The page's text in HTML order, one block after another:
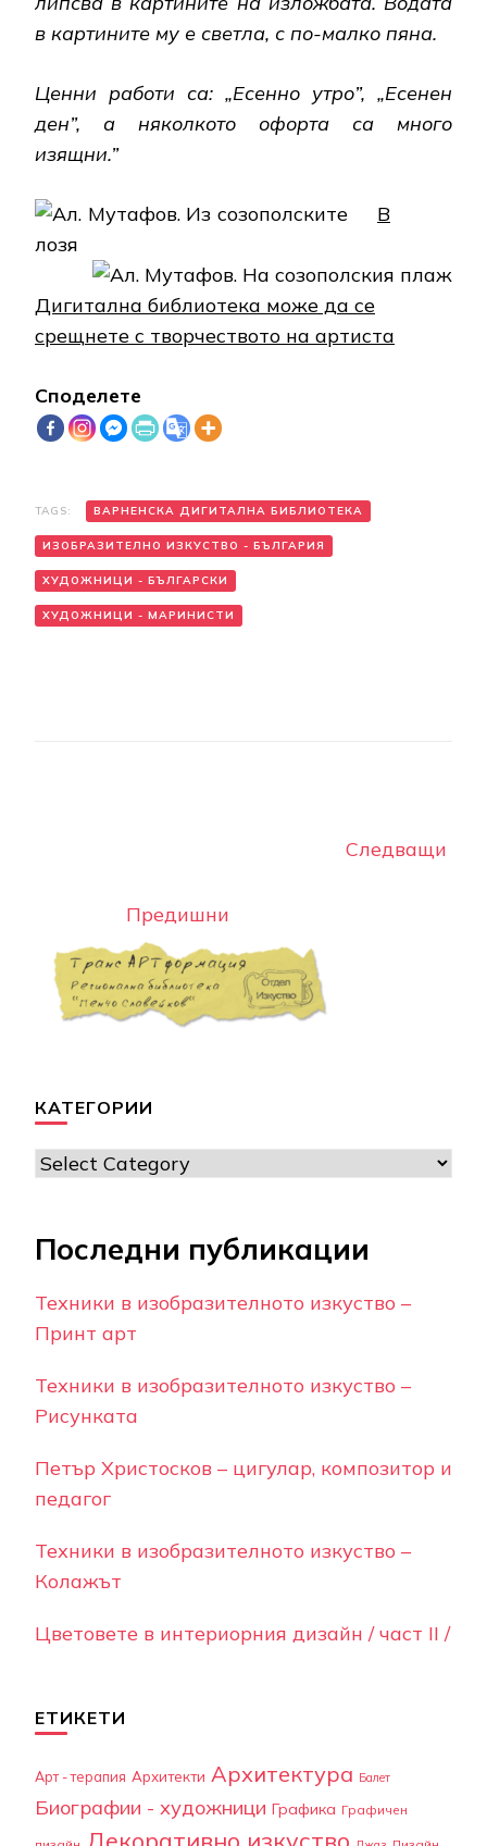
в картините му е светла, с по-малко пяна.
Ценни работи са: „Есенно утро”, „Есенен
ден”, а няколкото офорта са много
изящни.”
В
Дигитална библиотека може да се
срещнете с творчеството на артиста
Споделете
TAGS: ВАРНЕНСКА ДИГИТАЛНА БИБЛИОТЕКА
ИЗОБРАЗИТЕЛНО ИЗКУСТВО - БЪЛГАРИЯ
ХУДОЖНИЦИ - БЪЛГАРСКИ
ХУДОЖНИЦИ - МАРИНИСТИ
КАТЕГОРИИ
Категории
Последни публикации
Техники в изобразителното изкуство –
Принт арт
Техники в изобразителното изкуство –
Рисунката
Петър Христосков – цигулар, композитор и
педагог
Техники в изобразителното изкуство –
Колажът
Цветовете в интериорния дизайн / част II /
ЕТИКЕТИ
Арт - терапия Архитекти Архитектура Балет
Биографии - художници Графика Графичен
Декоративно изкуство